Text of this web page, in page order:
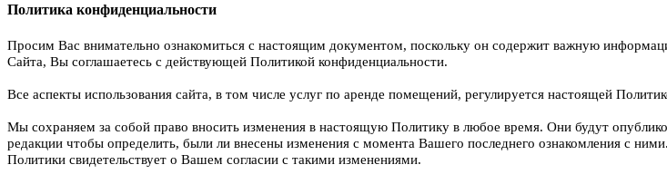
Политика конфиденциальности
Просим Вас внимательно ознакомиться с настоящим документом, поскольку он содержит важную
Сайта, Вы соглашаетесь с действующей Политикой конфиденциальности.
Все аспекты использования сайта, в том числе услуг по аренде помещений, регулируется настоящей
Мы сохраняем за собой право вносить изменения в настоящую Политику в любое время. Они будут
редакции чтобы определить, были ли внесены изменения с момента Вашего последнего ознакомления с
Политики свидетельствует о Вашем согласии с такими изменениями.